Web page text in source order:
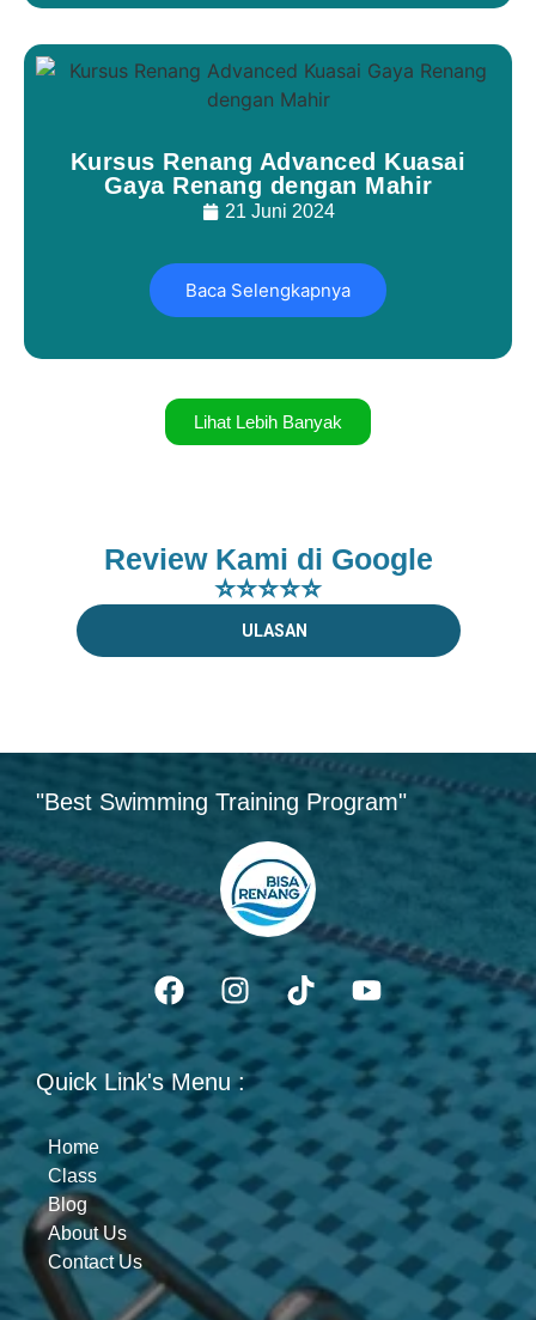
Kursus Renang Advanced Kuasai
Gaya Renang dengan Mahir
21 Juni 2024
Baca Selengkapnya
Lihat Lebih Banyak
Review Kami di Google
⭐⭐⭐⭐⭐
ULASAN
"Best Swimming Training Program"
Quick Link's Menu :
Home
Class
Blog
About Us
Contact Us